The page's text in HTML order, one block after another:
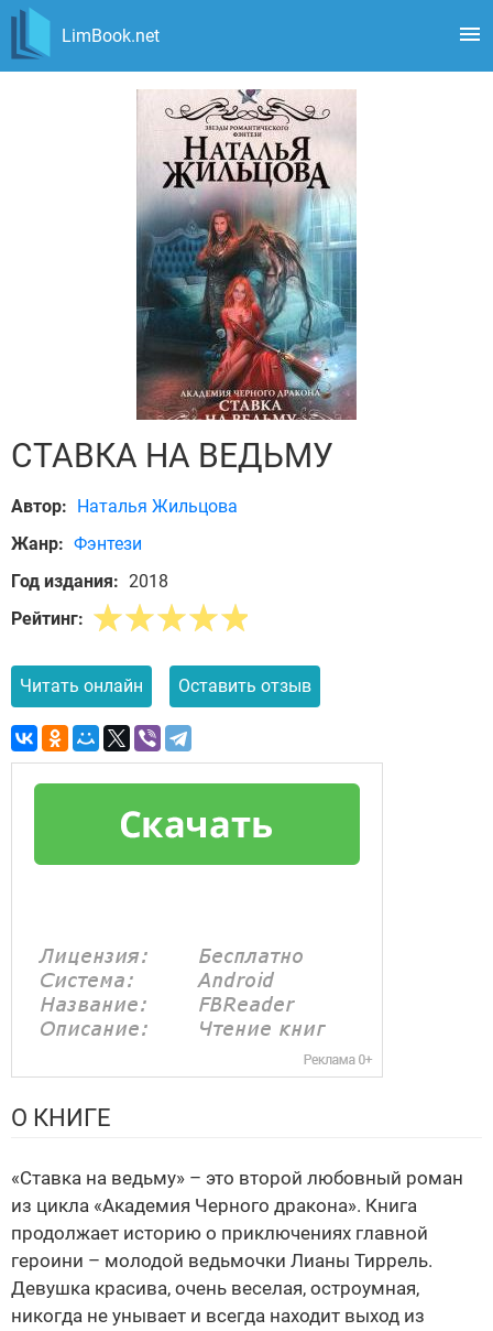
LimBook.net
СТАВКА НА ВЕДЬМУ
Автор: Наталья Жильцова
Жанр: Фэнтези
Год издания: 2018
Рейтинг:
Читать онлайн Оставить отзыв
О КНИГЕ
«Ставка на ведьму» – это второй любовный роман
из цикла «Академия Черного дракона». Книга
продолжает историю о приключениях главной
героини – молодой ведьмочки Лианы Тиррель.
Девушка красива, очень веселая, остроумная,
никогда не унывает и всегда находит выход из